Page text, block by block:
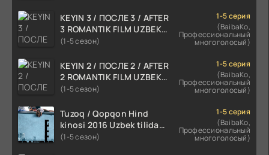
KEYIN 3 / ПОСЛЕ 3 / AFTER
3 ROMANTIK FILM UZBEK
TILIDA 2021 TARJIMA FILM
(1-5 сезон)
1-5 серия
(BaibaKo,
Профессиональный
многоголосый)
KEYIN 2 / ПОСЛЕ 2 / AFTER
2 ROMANTIK FILM UZBEK
TILIDA 2020 TARJIMA FILM
(1-5 сезон)
1-5 серия
(BaibaKo,
Профессиональный
многоголосый)
Tuzoq / Qopqon Hind
kinosi 2016 Uzbek tilida
tarjima film HD
(1-5 сезон)
1-5 серия
(BaibaKo,
Профессиональный
многоголосый)